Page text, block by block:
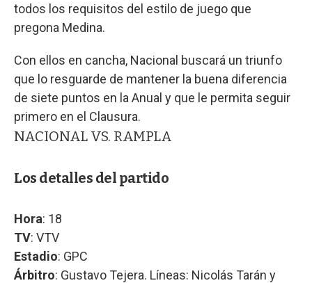
todos los requisitos del estilo de juego que
pregona Medina.
Con ellos en cancha, Nacional buscará un triunfo
que lo resguarde de mantener la buena diferencia
de siete puntos en la Anual y que le permita seguir
primero en el Clausura.
NACIONAL VS. RAMPLA
Los detalles del partido
Hora: 18
TV: VTV
Estadio: GPC
Árbitro: Gustavo Tejera. Líneas: Nicolás Tarán y